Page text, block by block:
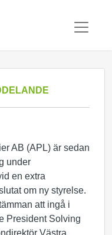
AB (APL) är sedan
under
en extra
om ny styrelse.
att ingå i
President Solving
Västra